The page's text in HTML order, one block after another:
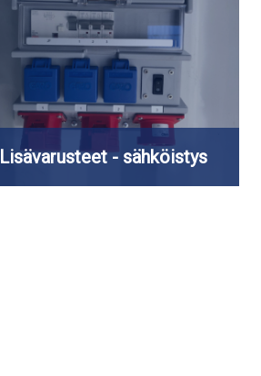
Lisävarusteet - sähköistys